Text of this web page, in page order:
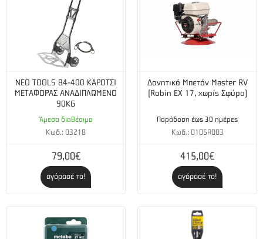
Βάρος: 1,17 kg
NEO TOOLS 84-400 ΚΑΡΟΤΣΙ
ΜΕΤΑΦΟΡΑΣ ΑΝΑΔΙΠΛΩΜΕΝΟ
90KG
Άμεσα διαθέσιμο
Κωδ.: 03218
79,00€
αγόρασέ το!
Δονητικό Μπετόν Master RV
(Robin EX 17, χωρίς Σφύρα)
Παράδοση έως 30 ημέρες
Κωδ.: 0105R003
415,00€
αγόρασέ το!